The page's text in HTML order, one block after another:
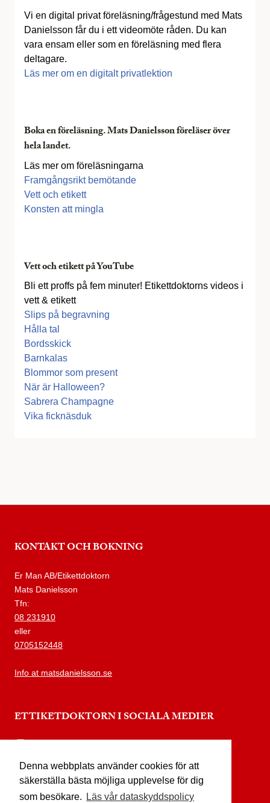
Denna webbplats använder cookies för att
säkerställa bästa möjliga upplevelse för dig
som besökare.
Läs vår dataskyddspolicy
Vi en digital privat föreläsning/frågestund med Mats
Danielsson får du i ett videomöte råden. Du kan
vara ensam eller som en föreläsning med flera
deltagare.
Läs mer om en digitalt privatlektion
Boka en föreläsning. Mats Danielsson föreläser över
hela landet.
Läs mer om föreläsningarna
Framgångsrikt bemötande
Vett och etikett
Konsten att mingla
Vett och etikett på YouTube
Bli ett proffs på fem minuter! Etikettdoktorns videos i
vett & etikett
Slips på begravning
Hålla tal
Bordsskick
Barnkalas
Blommor som present
När är Halloween?
Sabrera Champagne
Vika ficknäsduk
KONTAKT OCH BOKNING
Er Man AB/Etikettdoktorn
Mats Danielsson
Tfn:
08 231910
eller
0705152448
Info at matsdanielsson.se
ETTIKETDOKTORN I SOCIALA MEDIER
facebook.com/etikettdoktorn
youtube.com/etikettdoktorn